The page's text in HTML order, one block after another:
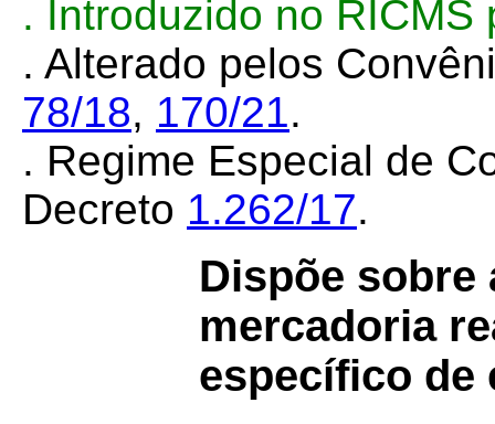
. Introduzido no
. Alterado pelos
78/18, 170/21.
. Regime Especial de
Decreto 1.262/17.
Dispõe sobre
mercadoria
específico de